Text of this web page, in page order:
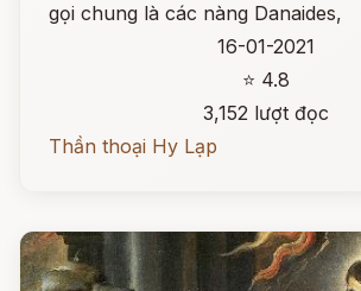
gọi chung là các nàng Danaides,
16-01-2021
⭐ 4.8
3,152 lượt đọc
Thần thoại Hy Lạp